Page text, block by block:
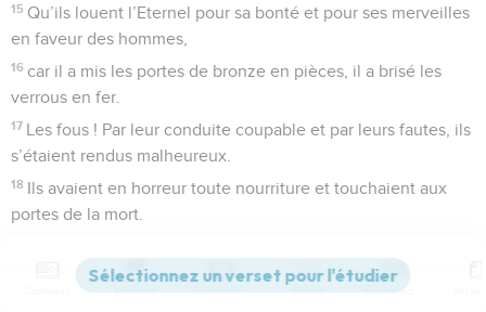
15 Qu’ils louent l’Eternel pour sa bonté et pour ses merveilles
en faveur des hommes,
16 car il a mis les portes de bronze en pièces, il a brisé les
verrous en fer.
17 Les fous ! Par leur conduite coupable et par leurs fautes, ils
s’étaient rendus malheureux.
18 Ils avaient en horreur toute nourriture et touchaient aux
portes de la mort.
délivrés de leurs angoisses :
Versions Commentaires Strong